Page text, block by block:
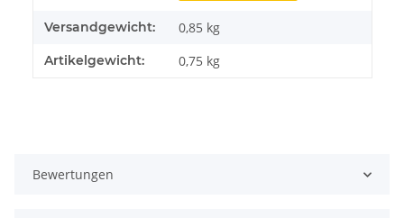
Versandgewicht: 0,85 kg
Artikelgewicht: 0,75 kg
Bewertungen